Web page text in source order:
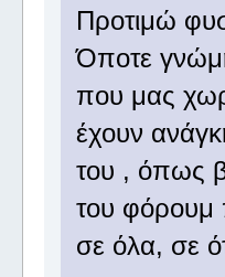
Προτιμώ
Όποτε
που μας
έχουν
του , όπως
του φόρουμ
σε όλα, σε